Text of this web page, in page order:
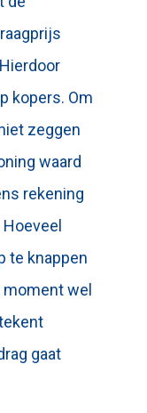
kopers. Om
zeggen
waard
rekening
te knappen
moment wel
gaat